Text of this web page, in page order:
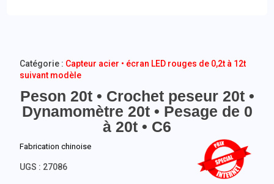
Peson 20t • Crochet peseur 20t •
Dynamomètre 20t • Pesage de 0
à 20t • C6
Fabrication chinoise
UGS : 27086
Catégorie : Capteur acier • écran LED rouges de 0,2t à 12t
suivant modèle